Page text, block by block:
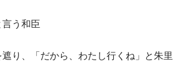
言う和臣
り、「だから、わたし行くね」と朱里